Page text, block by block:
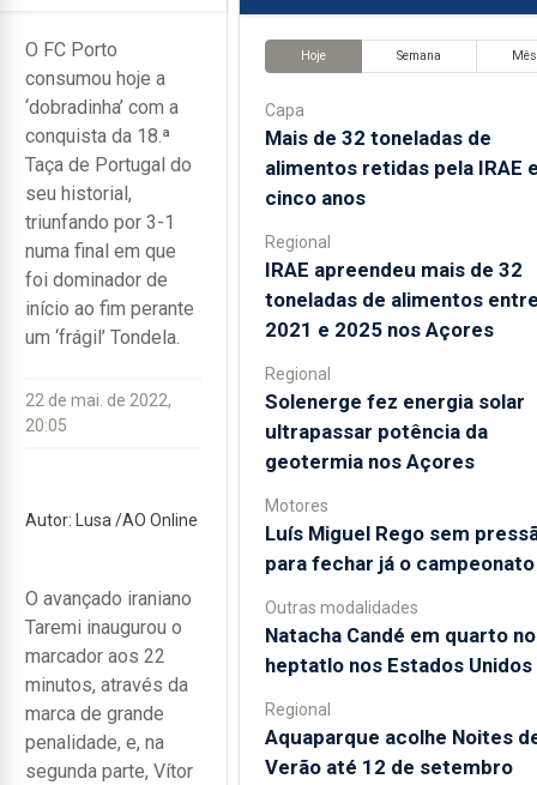
O FC Porto
consumou hoje a
‘dobradinha’ com a
conquista da 18.ª
Taça de Portugal do
seu historial,
triunfando por 3-1
numa final em que
foi dominador de
início ao fim perante
um ‘frágil’ Tondela.
22 de mai. de 2022,
20:05
Autor: Lusa /AO Online
O avançado iraniano
Taremi inaugurou o
marcador aos 22
minutos, através da
marca de grande
penalidade, e, na
segunda parte, Vítor
Hoje Semana Mês
Capa
Mais de 32 toneladas de
alimentos retidas pela IRAE
cinco anos
Regional
IRAE apreendeu mais de 32
toneladas de alimentos
2021 e 2025 nos Açores
Regional
Solenerge fez energia solar
ultrapassar potência da
geotermia nos Açores
Motores
Luís Miguel Rego sem
para fechar já o campeonato
Outras modalidades
Natacha Candé em quarto no
heptatlo nos Estados Unidos
Regional
Aquaparque acolhe Noites
Verão até 12 de setembro